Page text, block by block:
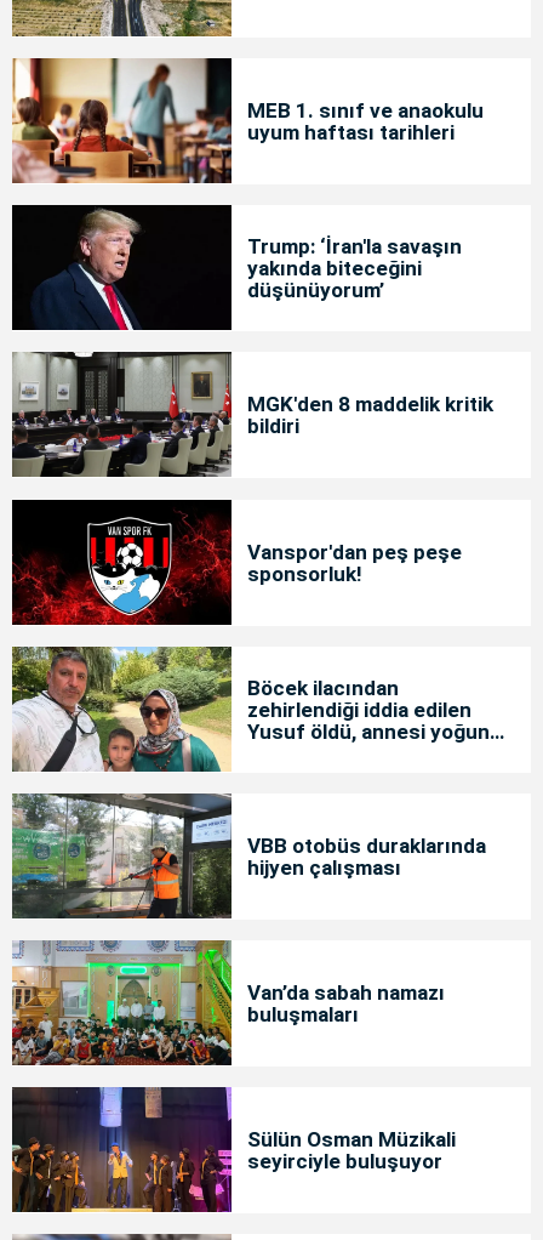
MEB 1. sınıf ve anaokulu
uyum haftası tarihleri
Trump: ‘İran'la savaşın
yakında biteceğini
düşünüyorum’
MGK'den 8 maddelik kritik
bildiri
Vanspor'dan peş peşe
sponsorluk!
Böcek ilacından
zehirlendiği iddia edilen
Yusuf öldü, annesi yoğun
VBB otobüs duraklarında
hijyen çalışması
Van’da sabah namazı
buluşmaları
Sülün Osman Müzikali
seyirciyle buluşuyor